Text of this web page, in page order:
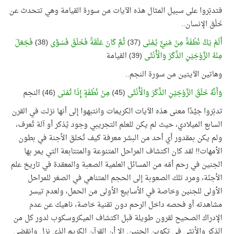
فتدبّروا على سبيل المثال هذه الآيات من سورة القيامة وهي تتحدث عن
خَلْق الإنسان..
أَلَمْ يَكُ نُطْفَةً مِنْ مَنِيٍّ يُمْنَى (37) ثُمَّ كَانَ عَلَقَةً فَخَلَقَ فَسَوَّى (38)
فَجَعَلَ
مِنْهُ الزَّوْجَيْنِ الذَّكَرَ وَالْأُنْثَى (39) القيامة
وهاتين الآيتين من سورة النجم..
وَأَنَّهُ خَلَقَ الزَّوْجَيْنِ الذَّكَرَ وَالْأُنْثَى (45) مِنْ نُطْفَةٍ إِذَا تُمْنَى (46) النجم
تدبّروا جيِّدًا معنى هذه الآيات الكريمات وانتبهوا إلى أنها نزلت في القرن
السابع الميلادي، حيث لم يكن للعلم التجريبي وجود يُذكر أو آلة تُعرف،
ولم يكن بمقدور أي أحد من البشر معرفة كيف تُخلق الأجنة في بطون
الأمهات!! لقد كان اكتشاف المراحل المتنوعة والمتتابعة التي يمر بها
الجنين في رحم أمّه من المسائل العلمية الصعبة والمعقدة في تاريخ علم
الأجنّة، ومرد تلك الصعوبة إلى الحجم المتناهي في الصغر للمراحل
الأولى للجنين وخاصة في الأسابيع الأولى من الحمل، ولعدم تيسر
مشاهدته أو فحصه داخل الرحم دون تقنية خاصة، ناهيك عن عدم
الإدراك الصحيح لقرون طويلة قبل اكتشاف الميكروسكوب لدور كل من